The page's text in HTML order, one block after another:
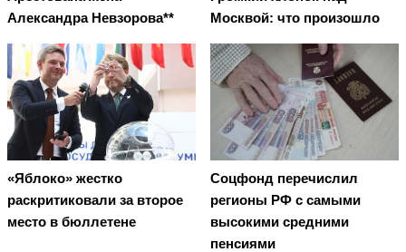
Александра Невзорова**
Москвой: что произошло
«Яблоко» жестко
раскритиковали за второе
место в бюллетене
Соцфонд перечислил
регионы РФ с самыми
высокими средними
пенсиями